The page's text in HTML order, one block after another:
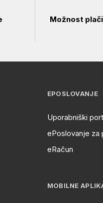
Možnost
EPOSLOVANJE
Uporabniški
ePoslovanje za
eRačun
MOBILNE